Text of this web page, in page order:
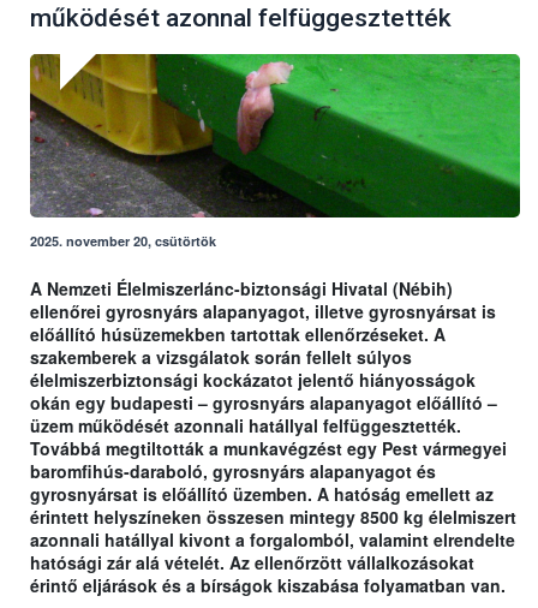
működését azonnal felfüggesztették
2025. november 20, csütörtök
A Nemzeti Élelmiszerlánc-biztonsági Hivatal (Nébih)
ellenőrei gyrosnyárs alapanyagot, illetve gyrosnyársat is
előállító húsüzemekben tartottak ellenőrzéseket. A
szakemberek a vizsgálatok során fellelt súlyos
élelmiszerbiztonsági kockázatot jelentő hiányosságok
okán egy budapesti – gyrosnyárs alapanyagot előállító –
üzem működését azonnali hatállyal felfüggesztették.
Továbbá megtiltották a munkavégzést egy Pest vármegyei
baromfihús-daraboló, gyrosnyárs alapanyagot és
gyrosnyársat is előállító üzemben. A hatóság emellett az
érintett helyszíneken összesen mintegy 8500 kg élelmiszert
azonnali hatállyal kivont a forgalomból, valamint elrendelte
hatósági zár alá vételét. Az ellenőrzött vállalkozásokat
érintő eljárások és a bírságok kiszabása folyamatban van.